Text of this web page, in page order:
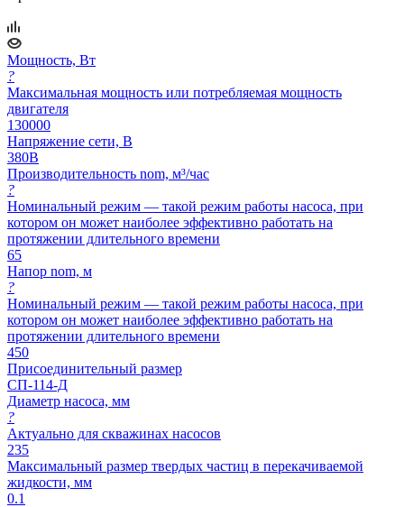
Мощность, Вт
?
Максимальная мощность или потребляемая мощность
двигателя
130000
Напряжение сети, В
380В
Производительность nom, м³/час
?
Номинальный режим — такой режим работы насоса, при
котором он может наиболее эффективно работать на
протяжении длительного времени
65
Напор nom, м
?
Номинальный режим — такой режим работы насоса, при
котором он может наиболее эффективно работать на
протяжении длительного времени
450
Присоединительный размер
СП-114-Д
Диаметр насоса, мм
?
Актуально для скважинах насосов
235
Максимальный размер твердых частиц в перекачиваемой
жидкости, мм
0.1